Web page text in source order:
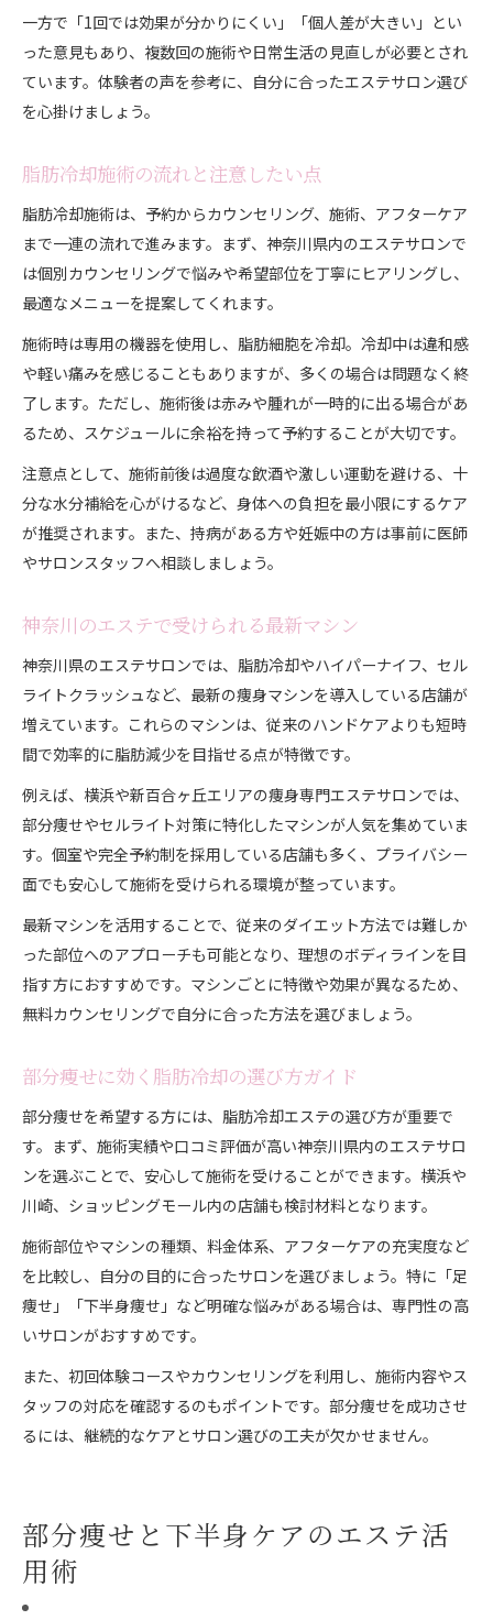
一方で「1回では効果が分かりにくい」「個人差が大きい」とい
った意見もあり、複数回の施術や日常生活の見直しが必要とされ
ています。体験者の声を参考に、自分に合ったエステサロン選び
を心掛けましょう。
脂肪冷却施術の流れと注意したい点
脂肪冷却施術は、予約からカウンセリング、施術、アフターケア
まで一連の流れで進みます。まず、神奈川県内のエステサロンで
は個別カウンセリングで悩みや希望部位を丁寧にヒアリングし、
最適なメニューを提案してくれます。
施術時は専用の機器を使用し、脂肪細胞を冷却。冷却中は違和感
や軽い痛みを感じることもありますが、多くの場合は問題なく終
了します。ただし、施術後は赤みや腫れが一時的に出る場合があ
るため、スケジュールに余裕を持って予約することが大切です。
注意点として、施術前後は過度な飲酒や激しい運動を避ける、十
分な水分補給を心がけるなど、身体への負担を最小限にするケア
が推奨されます。また、持病がある方や妊娠中の方は事前に医師
やサロンスタッフへ相談しましょう。
神奈川のエステで受けられる最新マシン
神奈川県のエステサロンでは、脂肪冷却やハイパーナイフ、セル
ライトクラッシュなど、最新の痩身マシンを導入している店舗が
増えています。これらのマシンは、従来のハンドケアよりも短時
間で効率的に脂肪減少を目指せる点が特徴です。
例えば、横浜や新百合ヶ丘エリアの痩身専門エステサロンでは、
部分痩せやセルライト対策に特化したマシンが人気を集めていま
す。個室や完全予約制を採用している店舗も多く、プライバシー
面でも安心して施術を受けられる環境が整っています。
最新マシンを活用することで、従来のダイエット方法では難しか
った部位へのアプローチも可能となり、理想のボディラインを目
指す方におすすめです。マシンごとに特徴や効果が異なるため、
無料カウンセリングで自分に合った方法を選びましょう。
部分痩せに効く脂肪冷却の選び方ガイド
部分痩せを希望する方には、脂肪冷却エステの選び方が重要で
す。まず、施術実績や口コミ評価が高い神奈川県内のエステサロ
ンを選ぶことで、安心して施術を受けることができます。横浜や
川崎、ショッピングモール内の店舗も検討材料となります。
施術部位やマシンの種類、料金体系、アフターケアの充実度など
を比較し、自分の目的に合ったサロンを選びましょう。特に「足
痩せ」「下半身痩せ」など明確な悩みがある場合は、専門性の高
いサロンがおすすめです。
また、初回体験コースやカウンセリングを利用し、施術内容やス
タッフの対応を確認するのもポイントです。部分痩せを成功させ
るには、継続的なケアとサロン選びの工夫が欠かせません。
部分痩せと下半身ケアのエステ活
用術